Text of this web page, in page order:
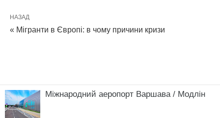
НАЗАД
« Мігранти в Європі: в чому причини кризи
Міжнародний аеропорт Варшава / Модлін